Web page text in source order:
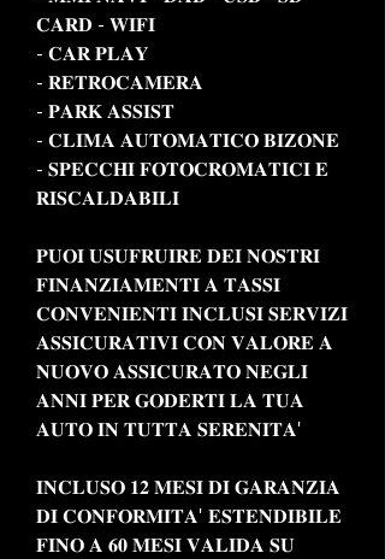
𝐂𝐀𝐑𝐃 - 𝐖𝐈𝐅𝐈
- 𝐂𝐀𝐑 𝐏𝐋𝐀𝐘
- 𝐑𝐄𝐓𝐑𝐎𝐂𝐀𝐌𝐄𝐑𝐀
- 𝐏𝐀𝐑𝐊 𝐀𝐒𝐒𝐈𝐒𝐓
- 𝐂𝐋𝐈𝐌𝐀 𝐀𝐔𝐓𝐎𝐌𝐀𝐓𝐈𝐂𝐎 𝐁𝐈𝐙𝐎𝐍𝐄
- 𝐒𝐏𝐄𝐂𝐂𝐇𝐈 𝐅𝐎𝐓𝐎𝐂𝐑𝐎𝐌𝐀𝐓𝐈𝐂𝐈 𝐄
𝐑𝐈𝐒𝐂𝐀𝐋𝐃𝐀𝐁𝐈𝐋𝐈
𝐏𝐔𝐎𝐈 𝐔𝐒𝐔𝐅𝐑𝐔𝐈𝐑𝐄 𝐃𝐄𝐈 𝐍𝐎𝐒𝐓𝐑𝐈
𝐅𝐈𝐍𝐀𝐍𝐙𝐈𝐀𝐌𝐄𝐍𝐓𝐈 𝐀 𝐓𝐀𝐒𝐒𝐈
𝐂𝐎𝐍𝐕𝐄𝐍𝐈𝐄𝐍𝐓𝐈 𝐈𝐍𝐂𝐋𝐔𝐒𝐈 𝐒𝐄𝐑𝐕𝐈𝐙𝐈
𝐀𝐒𝐒𝐈𝐂𝐔𝐑𝐀𝐓𝐈𝐕𝐈 𝐂𝐎𝐍 𝐕𝐀𝐋𝐎𝐑𝐄 𝐀
𝐍𝐔𝐎𝐕𝐎 𝐀𝐒𝐒𝐈𝐂𝐔𝐑𝐀𝐓𝐎 𝐍𝐄𝐆𝐋𝐈
𝐀𝐍𝐍𝐈 𝐏𝐄𝐑 𝐆𝐎𝐃𝐄𝐑𝐓𝐈 𝐋𝐀 𝐓𝐔𝐀
𝐀𝐔𝐓𝐎 𝐈𝐍 𝐓𝐔𝐓𝐓𝐀 𝐒𝐄𝐑𝐄𝐍𝐈𝐓𝐀'
𝐈𝐍𝐂𝐋𝐔𝐒𝐎 𝟏𝟐 𝐌𝐄𝐒𝐈 𝐃𝐈 𝐆𝐀𝐑𝐀𝐍𝐙𝐈𝐀
𝐃𝐈 𝐂𝐎𝐍𝐅𝐎𝐑𝐌𝐈𝐓𝐀' 𝐄𝐒𝐓𝐄𝐍𝐃𝐈𝐁𝐈𝐋𝐄
𝐅𝐈𝐍𝐎 𝐀 𝟔𝟎 𝐌𝐄𝐒𝐈 𝐕𝐀𝐋𝐈𝐃𝐀 𝐒𝐔